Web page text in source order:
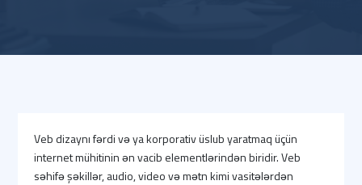
Veb dizaynı fərdi və ya korporativ üslub yaratmaq üçün
internet mühitinin ən vacib elementlərindən biridir. Veb
səhifə şəkillər, audio, video və mətn kimi vasitələrdən